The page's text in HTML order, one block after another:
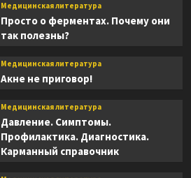
Медицинская литература
Просто о ферментах. Почему они
так полезны?
Медицинская литература
Акне не приговор!
Медицинская литература
Давление. Симптомы.
Профилактика. Диагностика.
Карманный справочник